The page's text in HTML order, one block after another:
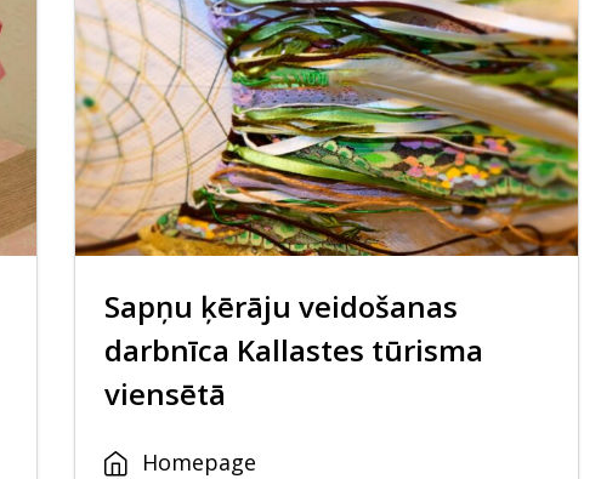
Sapņu ķērāju veidošanas
darbnīca Kallastes tūrisma
viensētā
Homepage